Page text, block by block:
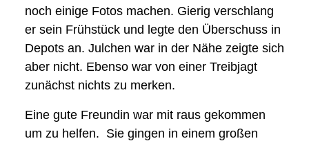
noch einige Fotos machen. Gierig verschlang
er sein Frühstück und legte den Überschuss in
Depots an. Julchen war in der Nähe zeigte sich
aber nicht. Ebenso war von einer Treibjagt
zunächst nichts zu merken.
Eine gute Freundin war mit raus gekommen
um zu helfen. Sie gingen in einem großen